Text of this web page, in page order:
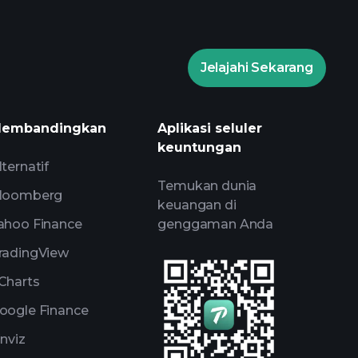
Jelajahi Sekarang
Finance
Finance
Aplikasi seluler
keuntungan
Temukan dunia
keuangan di
genggaman Anda